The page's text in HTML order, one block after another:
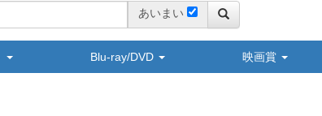
あいまい
Blu-ray/DVD 映画賞